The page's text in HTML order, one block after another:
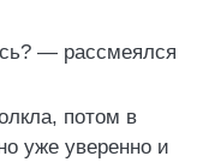
— рассмеялся
потом в
уже уверенно и